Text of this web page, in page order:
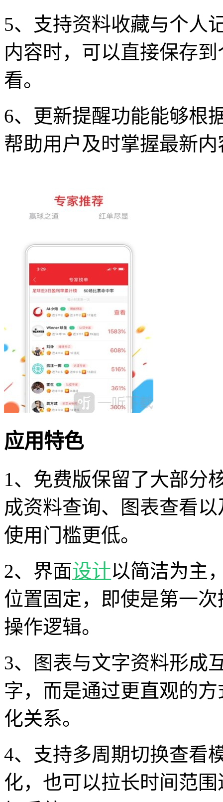
5、支持资料收藏与个人
内容时，可以直接保存
看。
6、更新提醒功能能够根
帮助用户及时掌握最新
应用特色
1、免费版保留了大部分
成资料查询、图表查看
使用门槛更低。
2、界面设计以简洁为主
位置固定，即使是第一
操作逻辑。
3、图表与文字资料形成
字，而是通过更直观的
化关系。
4、支持多周期切换查看
化，也可以拉长时间范